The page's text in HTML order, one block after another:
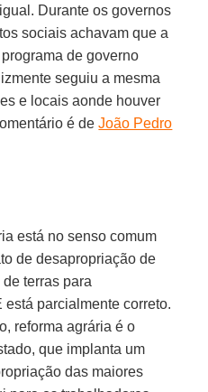
Durante os governos
sociais achavam que a
de governo
seguiu a mesma
e locais aonde houver
é deJoão Pedro
está no senso comum
de desapropriação de
terras para
está parcialmente correto.
reforma agrária é o
que implanta um
das maiores